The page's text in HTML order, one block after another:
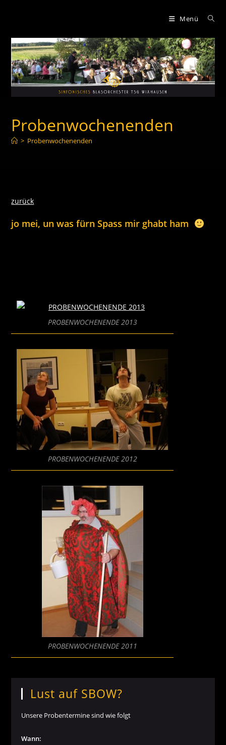
Menü
Probenwochenenden
> Probenwochenenden
zurück
jo mei, un was fürn Spass mir ghabt ham
PROBENWOCHENENDE 2013
PROBENWOCHENENDE 2012
PROBENWOCHENENDE 2011
Lust auf SBOW?
Unsere Probentermine sind wie folgt
Wann: